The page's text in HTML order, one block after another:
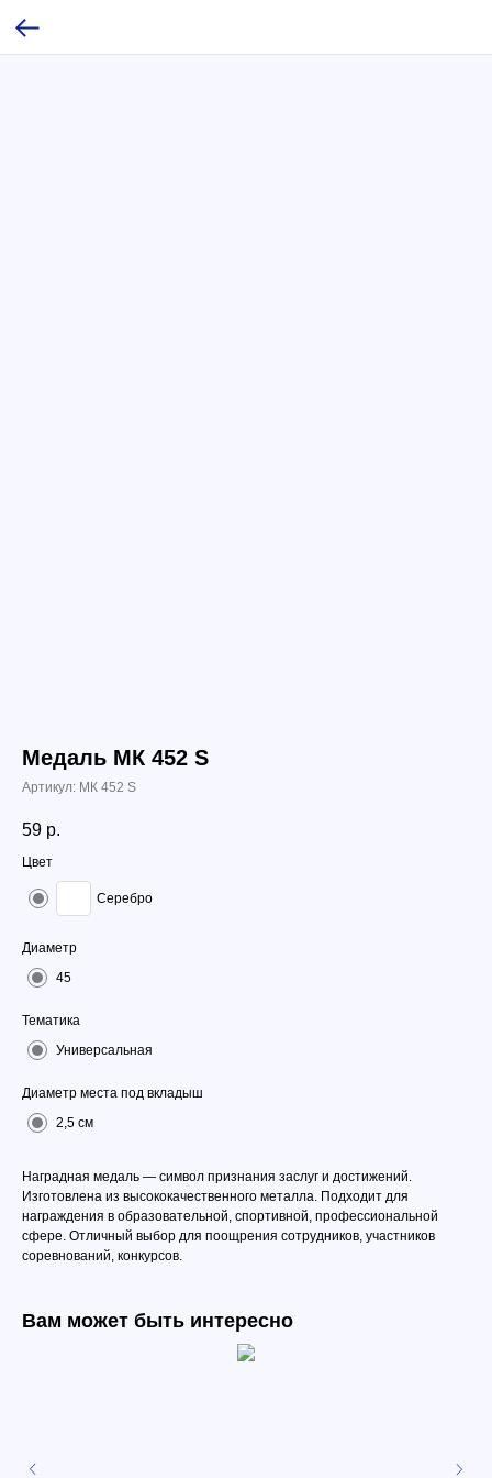
Медаль МК 452 S
Артикул: МК 452 S
59 р.
Цвет
Серебро
Диаметр
45
Тематика
Универсальная
Диаметр места под вкладыш
2,5 см
Наградная медаль — символ признания заслуг и достижений.
Изготовлена из высококачественного металла. Подходит для
награждения в образовательной, спортивной, профессиональной
сфере. Отличный выбор для поощрения сотрудников, участников
соревнований, конкурсов.
Вам может быть интересно